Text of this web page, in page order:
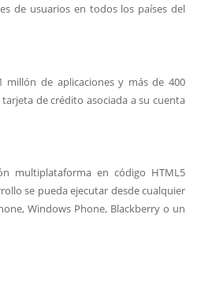
de usuarios en todos los países del
millón de aplicaciones y más de 400
de crédito asociada a su cuenta
multiplataforma en código HTML5
se pueda ejecutar desde cualquier
Windows Phone, Blackberry o un